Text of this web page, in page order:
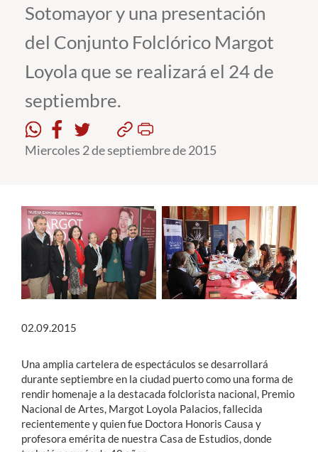
Funcionarios
Alumni
English
Sotomayor y una presentación
del Conjunto Folclórico Margot
Loyola que se realizará el 24 de
septiembre.
Miercoles 2 de septiembre de 2015
02.09.2015
Una amplia cartelera de espectáculos se desarrollará
durante septiembre en la ciudad puerto como una forma de
rendir homenaje a la destacada folclorista nacional, Premio
Nacional de Artes, Margot Loyola Palacios, fallecida
recientemente y quien fue Doctora Honoris Causa y
profesora emérita de nuestra Casa de Estudios, donde